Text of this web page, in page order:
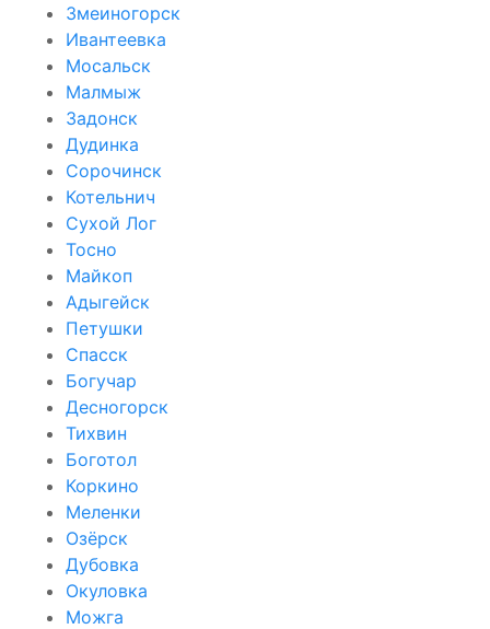
Змеиногорск
Ивантеевка
Мосальск
Малмыж
Задонск
Дудинка
Сорочинск
Котельнич
Сухой Лог
Тосно
Майкоп
Адыгейск
Петушки
Спасск
Богучар
Десногорск
Тихвин
Боготол
Коркино
Меленки
Озёрск
Дубовка
Окуловка
Можга